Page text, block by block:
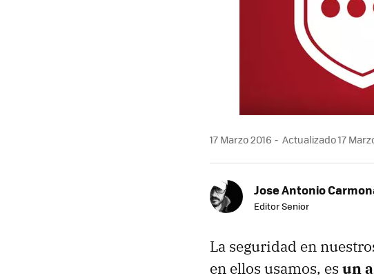
17 Marzo 2016 Actualizado 17
Jose Antonio
Editor Senior
La seguridad en
en ellos usamos, es un